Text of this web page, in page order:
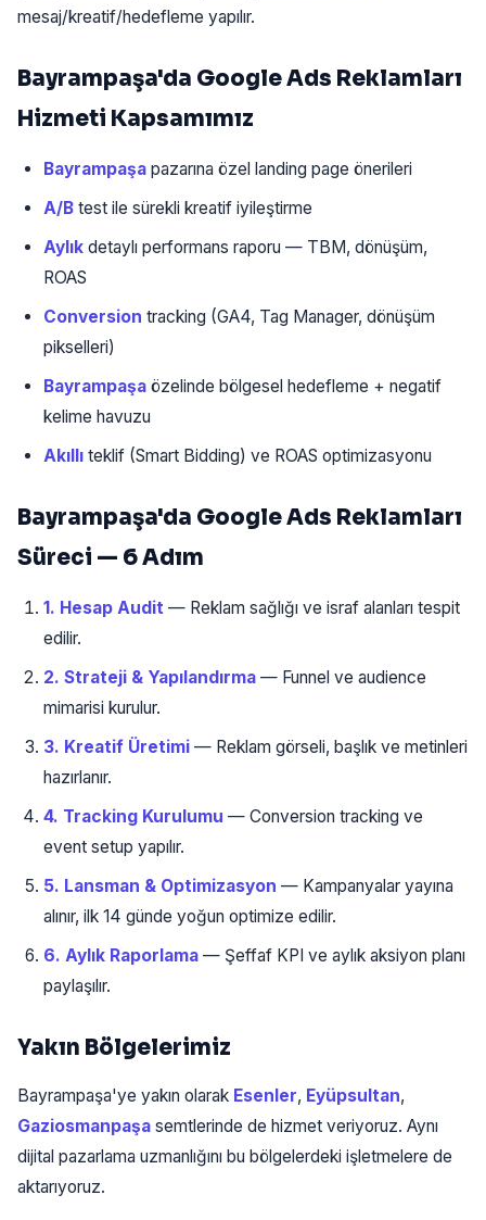
mesaj/kreatif/hedefleme yapılır.
Bayrampaşa'da Google Ads Reklamları
Hizmeti Kapsamımız
Bayrampaşa pazarına özel landing page önerileri
A/B test ile sürekli kreatif iyileştirme
Aylık detaylı performans raporu — TBM, dönüşüm,
ROAS
Conversion tracking (GA4, Tag Manager, dönüşüm
pikselleri)
Bayrampaşa özelinde bölgesel hedefleme + negatif
kelime havuzu
Akıllı teklif (Smart Bidding) ve ROAS optimizasyonu
Bayrampaşa'da Google Ads Reklamları
Süreci — 6 Adım
1. Hesap Audit — Reklam sağlığı ve israf alanları tespit
edilir.
2. Strateji & Yapılandırma — Funnel ve audience
mimarisi kurulur.
3. Kreatif Üretimi — Reklam görseli, başlık ve metinleri
hazırlanır.
4. Tracking Kurulumu — Conversion tracking ve
event setup yapılır.
5. Lansman & Optimizasyon — Kampanyalar yayına
alınır, ilk 14 günde yoğun optimize edilir.
6. Aylık Raporlama — Şeffaf KPI ve aylık aksiyon planı
paylaşılır.
Yakın Bölgelerimiz
Bayrampaşa'ye yakın olarak Esenler, Eyüpsultan,
Gaziosmanpaşa semtlerinde de hizmet veriyoruz. Aynı
dijital pazarlama uzmanlığını bu bölgelerdeki işletmelere de
aktarıyoruz.